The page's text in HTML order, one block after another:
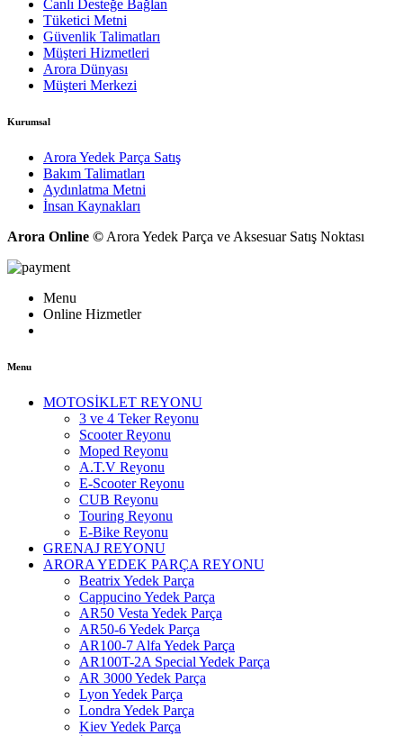
Canlı Desteğe Bağlan
Tüketici Metni
Güvenlik Talimatları
Müşteri Hizmetleri
Arora Dünyası
Müşteri Merkezi
Kurumsal
Arora Yedek Parça Satış
Bakım Talimatları
Aydınlatma Metni
İnsan Kaynakları
Arora Online © Arora Yedek Parça ve Aksesuar Satış Noktası
Menu
Online Hizmetler
Menu
MOTOSİKLET REYONU
3 ve 4 Teker Reyonu
Scooter Reyonu
Moped Reyonu
A.T.V Reyonu
E-Scooter Reyonu
CUB Reyonu
Touring Reyonu
E-Bike Reyonu
GRENAJ REYONU
ARORA YEDEK PARÇA REYONU
Beatrix Yedek Parça
Cappucino Yedek Parça
AR50 Vesta Yedek Parça
AR50-6 Yedek Parça
AR100-7 Alfa Yedek Parça
AR100T-2A Special Yedek Parça
AR 3000 Yedek Parça
Lyon Yedek Parça
Londra Yedek Parça
Kiev Yedek Parça